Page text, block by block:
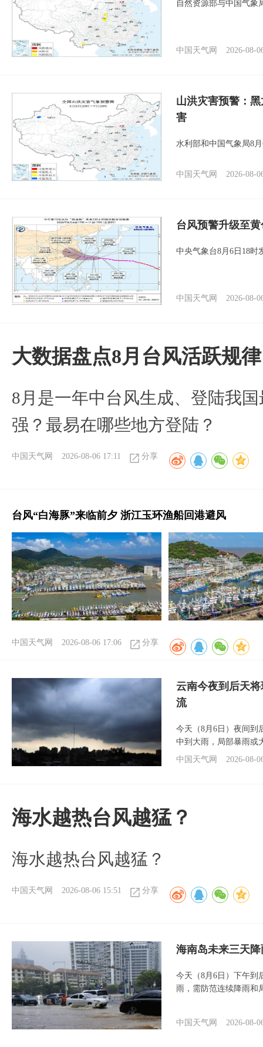
自然资源部与中国气象
中国天气网 2026-08-
山洪灾害预警：
害
水利部和中国气象局8
中国天气网 2026-08-
台风预警升级至
中央气象台8月6日18时
中国天气网 2026-08-
大数据盘点8月台风活跃规律
8月是一年中台风生成、登陆我
强？最易在哪些地方登陆？
中国天气网 2026-08-06 17:11 分享
台风“白海豚”来临前夕 浙江玉环渔船回港避风
中国天气网 2026-08-06 17:06 分享
云南今夜到后天
流
今天（8月6日）夜间到
中到大雨，局部暴雨或
中国天气网
2026-08-
海水越热台风越猛？
海水越热台风越猛？
中国天气网 2026-08-06 15:51 分享
海南岛未来三天
今天（8月6日）下午到
雨，需防范连续降雨和
中国天气网 2026-08-